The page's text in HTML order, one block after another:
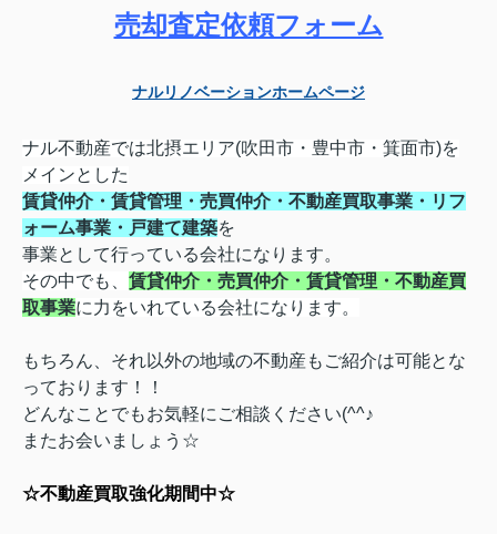
売却査定依頼フォーム
ナルリノベーションホームページ
ナル不動産では北摂エリア(吹田市・豊中市・箕面市)を
メインとした
賃貸仲介・賃貸管理・売買仲介・不動産買取事業・リフ
ォーム事業・戸建て建築を
事業として行っている会社になります。
その中でも、 賃貸仲介・売買仲介・賃貸管理・不動産買
取事業に力をいれている会社になります。
もちろん、それ以外の地域の不動産もご紹介は可能とな
っております！！
どんなことでもお気軽にご相談ください(^^♪
またお会いましょう☆
☆不動産買取強化期間中☆